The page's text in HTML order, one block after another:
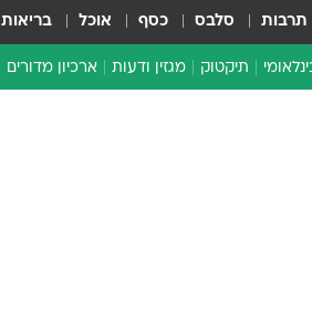
תרבות סלבס כסף אוכל בריאות
תיקטוק מגזין ודעות ארכיון מדורים